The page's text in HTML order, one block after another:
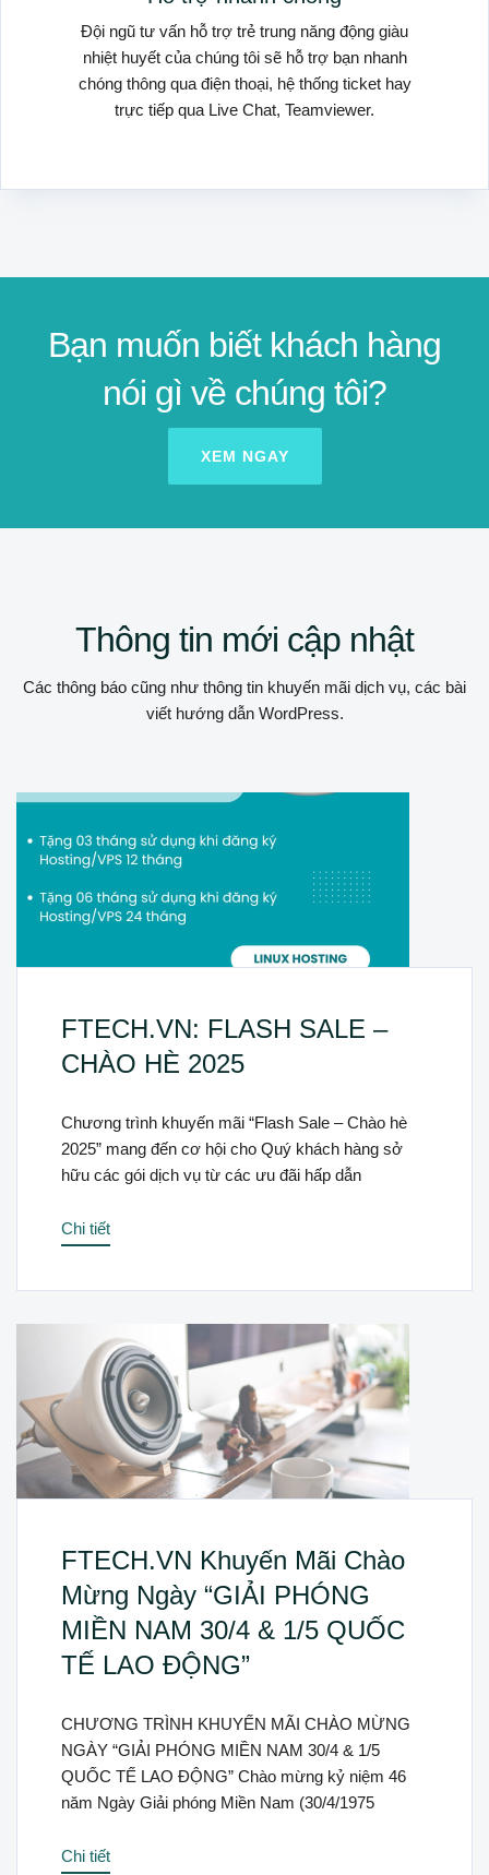
Đội ngũ tư vấn hỗ trợ trẻ trung năng động giàu
nhiệt huyết của chúng tôi sẽ hỗ trợ bạn nhanh
chóng thông qua điện thoại, hệ thống ticket hay
trực tiếp qua Live Chat, Teamviewer.
Bạn muốn biết khách hàng
nói gì về chúng tôi?
XEM NGAY
Thông tin mới cập nhật
Các thông báo cũng như thông tin khuyến mãi dịch vụ, các bài
viết hướng dẫn WordPress.
FTECH.VN: FLASH SALE –
CHÀO HÈ 2025
Chương trình khuyến mãi “Flash Sale – Chào hè
2025” mang đến cơ hội cho Quý khách hàng sở
hữu các gói dịch vụ từ các ưu đãi hấp dẫn
Chi tiết
FTECH.VN Khuyến Mãi Chào
Mừng Ngày “GIẢI PHÓNG
MIỀN NAM 30/4 & 1/5 QUỐC
TẾ LAO ĐỘNG”
CHƯƠNG TRÌNH KHUYẾN MÃI CHÀO MỪNG
NGÀY “GIẢI PHÓNG MIỀN NAM 30/4 & 1/5
QUỐC TẾ LAO ĐỘNG” Chào mừng kỷ niệm 46
năm Ngày Giải phóng Miền Nam (30/4/1975
Chi tiết